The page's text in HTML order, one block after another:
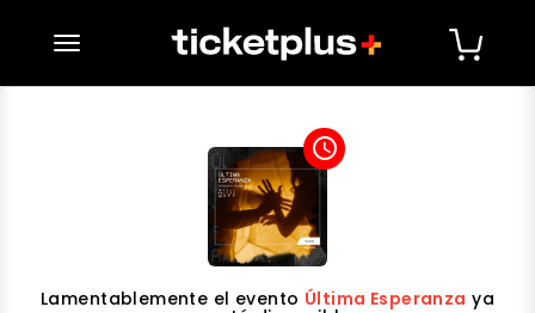
desplegar navegación
access_time
Lamentablemente el evento Última Esperanza ya